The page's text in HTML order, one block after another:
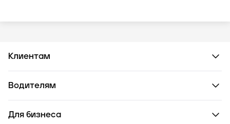
Клиентам
Водителям
Для бизнеса